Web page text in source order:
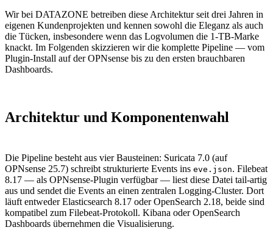
Wir bei DATAZONE betreiben diese Architektur seit drei Jahren in
eigenen Kundenprojekten und kennen sowohl die Eleganz als auch
die Tücken, insbesondere wenn das Logvolumen die 1-TB-Marke
knackt. Im Folgenden skizzieren wir die komplette Pipeline — vom
Plugin-Install auf der OPNsense bis zu den ersten brauchbaren
Dashboards.
Architektur und Komponentenwahl
Die Pipeline besteht aus vier Bausteinen: Suricata 7.0 (auf
OPNsense 25.7) schreibt strukturierte Events ins eve.json. Filebeat
8.17 — als OPNsense-Plugin verfügbar — liest diese Datei tail-artig
aus und sendet die Events an einen zentralen Logging-Cluster. Dort
läuft entweder Elasticsearch 8.17 oder OpenSearch 2.18, beide sind
kompatibel zum Filebeat-Protokoll. Kibana oder OpenSearch
Dashboards übernehmen die Visualisierung.